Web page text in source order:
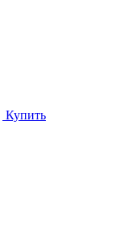
Купить